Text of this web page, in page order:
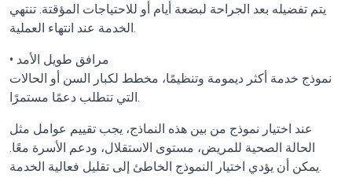
يتم تفضيله بعد الجراحة لبضعة أيام أو للاحتياجات المؤقتة. تنتهي
الخدمة عند انتهاء العملية.
• مرافق طويل الأمد
نموذج خدمة أكثر ديمومة وتنظيمًا، مخطط لكبار السن أو الحالات
التي تتطلب دعمًا مستمرًا.
عند اختيار نموذج من بين هذه النماذج، يجب تقييم عوامل مثل
الحالة الصحية للمريض، مستوى الاستقلال، ودعم الأسرة معًا.
يمكن أن يؤدي اختيار النموذج الخاطئ إلى تقليل فعالية الخدمة.